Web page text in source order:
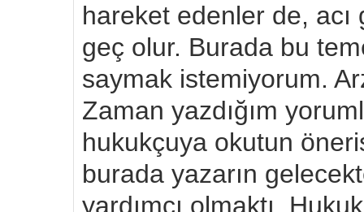
hareket edenler de, acı
geç olur. Burada bu
saymak istemiyorum.
Zaman yazdığım
hukukçuya okutun
burada yazarın
yardımcı olmaktı.